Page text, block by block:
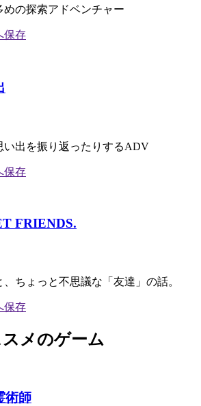
めの探索アドベンチャー
い出を振り返ったりするADV
FRIENDS.
ちょっと不思議な「友達」の話。
メのゲーム
術師